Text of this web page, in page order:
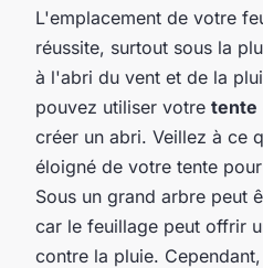
L'emplacement de votre
réussite, surtout sous la
à l'abri du vent et de la
pouvez utiliser votre tente
créer un abri. Veillez à ce
éloigné de votre tente
Sous un grand arbre peut
car le feuillage peut offrir
contre la pluie.